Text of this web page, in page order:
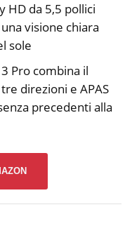
HD da 5,5 pollici
visione chiara
sole
Pro combina il
direzioni e APAS
precedenti alla